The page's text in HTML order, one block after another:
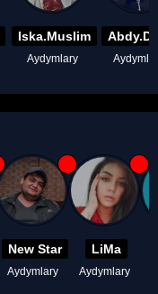
Iska.Muslim
Aydymlary
New Star
Aydymlary
LiMa
Aydymlary